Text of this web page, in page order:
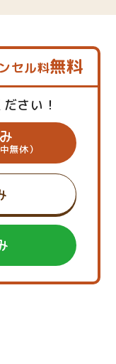
セル料無料
さい！
無休）